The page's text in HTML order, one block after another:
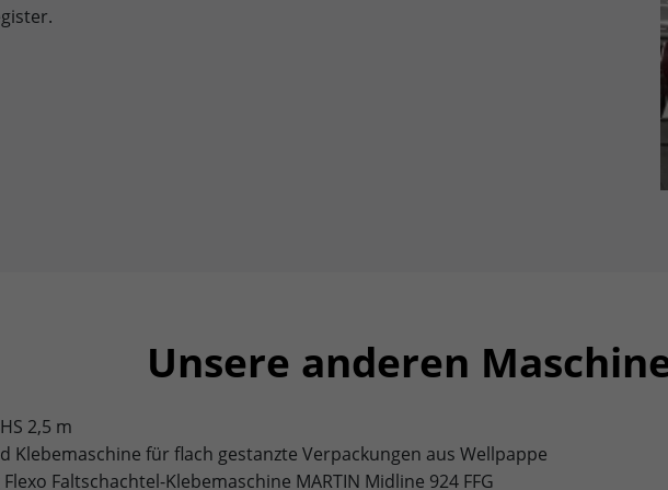
Unsere anderen
2,5 m
Klebemaschine für flach gestanzte Verpackungen aus Wellpappe
Faltschachtel-Klebemaschine MARTIN Midline 924 FFG